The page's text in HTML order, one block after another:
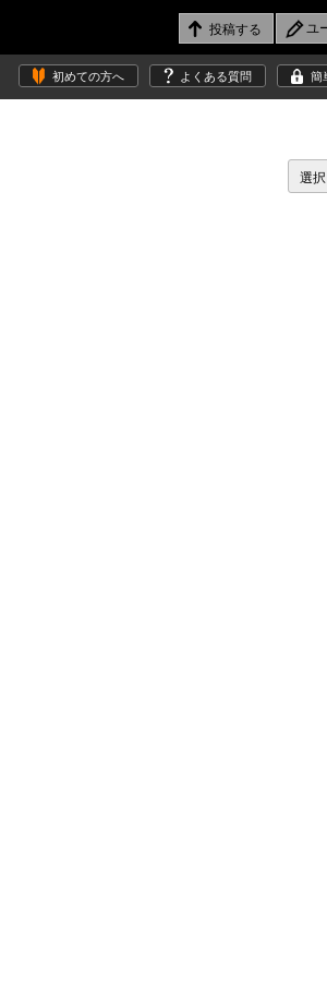
初めての方へ よくある質問 簡
選